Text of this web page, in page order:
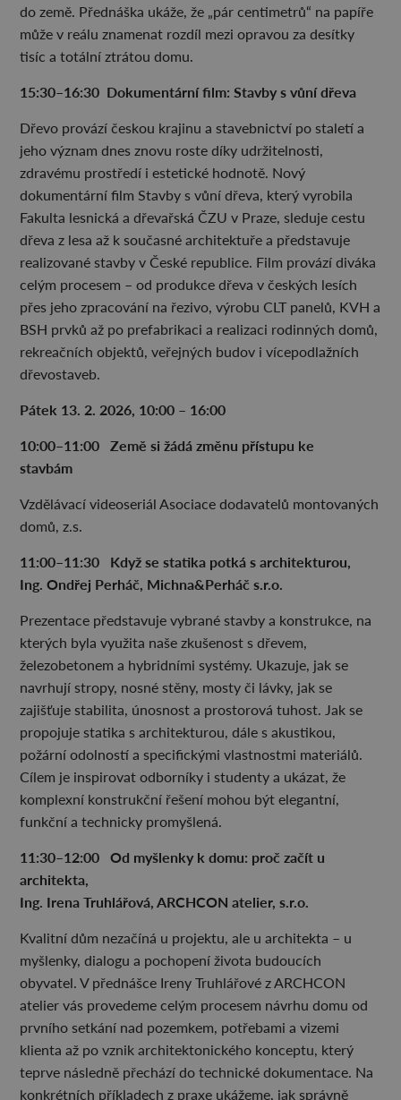
do země. Přednáška ukáže, že „pár centimetrů“ na papíře
může v reálu znamenat rozdíl mezi opravou za desítky
tisíc a totální ztrátou domu.
15:30–16:30 Dokumentární film: Stavby s vůní dřeva
Dřevo provází českou krajinu a stavebnictví po staletí a
jeho význam dnes znovu roste díky udržitelnosti,
zdravému prostředí i estetické hodnotě. Nový
dokumentární film Stavby s vůní dřeva, který vyrobila
Fakulta lesnická a dřevařská ČZU v Praze, sleduje cestu
dřeva z lesa až k současné architektuře a představuje
realizované stavby v České republice. Film provází diváka
celým procesem – od produkce dřeva v českých lesích
přes jeho zpracování na řezivo, výrobu CLT panelů, KVH a
BSH prvků až po prefabrikaci a realizaci rodinných domů,
rekreačních objektů, veřejných budov i vícepodlažních
dřevostaveb.
Pátek 13. 2. 2026, 10:00 – 16:00
10:00–⁠11:00 Země sižádá změnu přístupu ke
stavbám
Vzdělávací videoseriál Asociace dodavatelů montovaných
domů, z.s.
11:00–⁠11:30 Když se statika potká s architekturou,
Ing. Ondřej Perháč, Michna&Perháč s.r.o.
Prezentace představuje vybrané stavby a konstrukce, na
kterých byla využita naše zkušenost s dřevem,
železobetonem a hybridními systémy. Ukazuje, jak se
navrhují stropy, nosné stěny, mosty či lávky, jak se
zajišťuje stabilita, únosnost a prostorová tuhost. Jak se
propojuje statika s architekturou, dále s akustikou,
požární odolností a specifickými vlastnostmi materiálů.
Cílem je inspirovat odborníky i studenty a ukázat, že
komplexní konstrukční řešení mohou být elegantní,
funkční a technicky promyšlená.
11:30–⁠12:00 Od myšlenky k domu: proč začít u
architekta,
Ing. Irena Truhlářová, ARCHCON atelier, s.r.o.
Kvalitní dům nezačíná u projektu, ale u architekta – u
myšlenky, dialogu a pochopení života budoucích
obyvatel. V přednášce Ireny Truhlářové z ARCHCON
atelier vás provedeme celým procesem návrhu domu od
prvního setkání nad pozemkem, potřebami a vizemi
klienta až po vznik architektonického konceptu, který
teprve následně přechází do technické dokumentace. Na
konkrétních příkladech z praxe ukážeme, jak správně